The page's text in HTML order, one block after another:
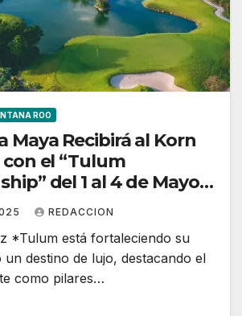
ROO
Maya Recibirá al Korn
el “Tulum
del 1 al 4 de Mayo
REDACCION
*Tulum está fortaleciendo su
un destino de lujo, destacando el
como pilares…